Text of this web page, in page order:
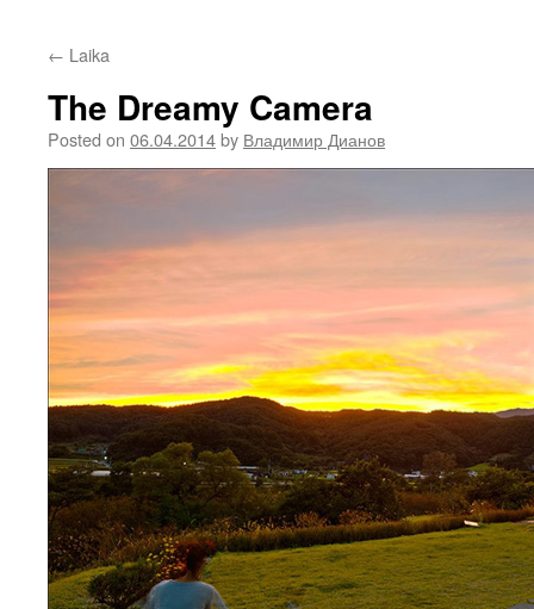
← Laika
The Dreamy Camera
Posted on 06.04.2014by Владимир Дианов